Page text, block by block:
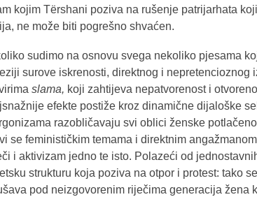
kojim Tërshani poziva na rušenje patrijarhata
ne može biti pogrešno shvaćen.
sudimo na osnovu svega nekoliko pjesama
surove iskrenosti, direktnog i nepretencioznog
slama, koji zahtijeva nepatvorenost i
efekte postiže kroz dinamične dijaloške
razobličavaju svi oblici ženske
se feminističkim temama i direktnim
i aktivizam jedno te isto. Polazeći od
strukturu koja poziva na otpor i protest: tako
pod neizgovorenim riječima generacija žena